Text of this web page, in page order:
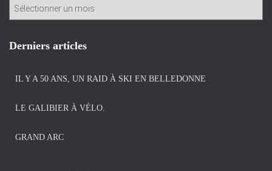
h
Derniers articles
IL Y A 50 ANS, UN RAID À SKI EN BELLEDONNE
LE GALIBIER À VÉLO.
GRAND ARC